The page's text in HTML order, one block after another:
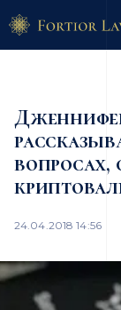
вопросах,
24.04.2018 14:56